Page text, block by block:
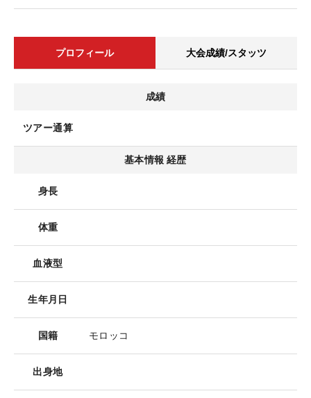
プロフィール 大会成績/スタッツ
成績
ツアー通算
基本情報 経歴
身長
体重
血液型
生年月日
国籍 モロッコ
出身地